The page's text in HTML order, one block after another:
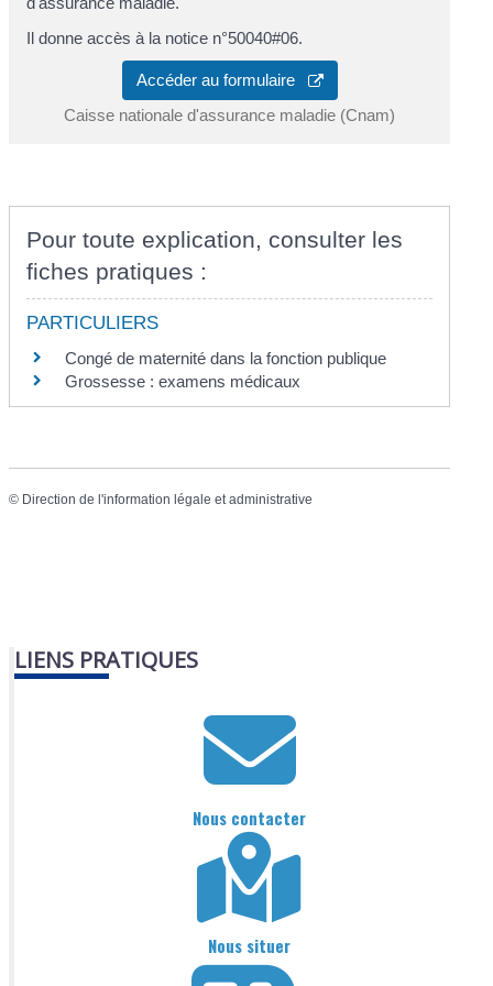
Il donne accès à la notice n°50040#06.
Accéder au formulaire
Caisse nationale d'assurance maladie (Cnam)
Pour toute explication, consulter les
fiches pratiques :
PARTICULIERS
Congé de maternité dans la fonction publique
Grossesse : examens médicaux
© Direction de l'information légale et administrative
LIENS PRATIQUES
Nous contacter
Nous situer